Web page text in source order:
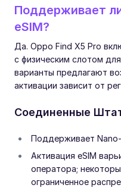
Поддерживает
eSIM?
Да. Oppo Find X5 Pro
с физическим слотом
варианты предлагают
активации зависит от
Соединенные
Поддерживает Nano-
Активация eSIM
оператора;
ограниченное